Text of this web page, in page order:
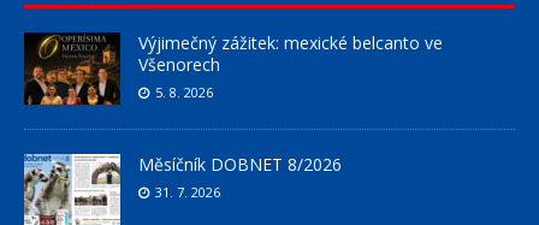
Výjimečný zážitek: mexické belcanto ve
Všenorech
5. 8. 2026
Měsíčník DOBNET 8/2026
31. 7. 2026